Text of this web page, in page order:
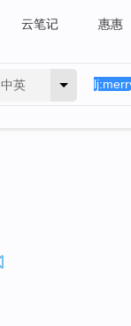
云笔记 惠惠
中英